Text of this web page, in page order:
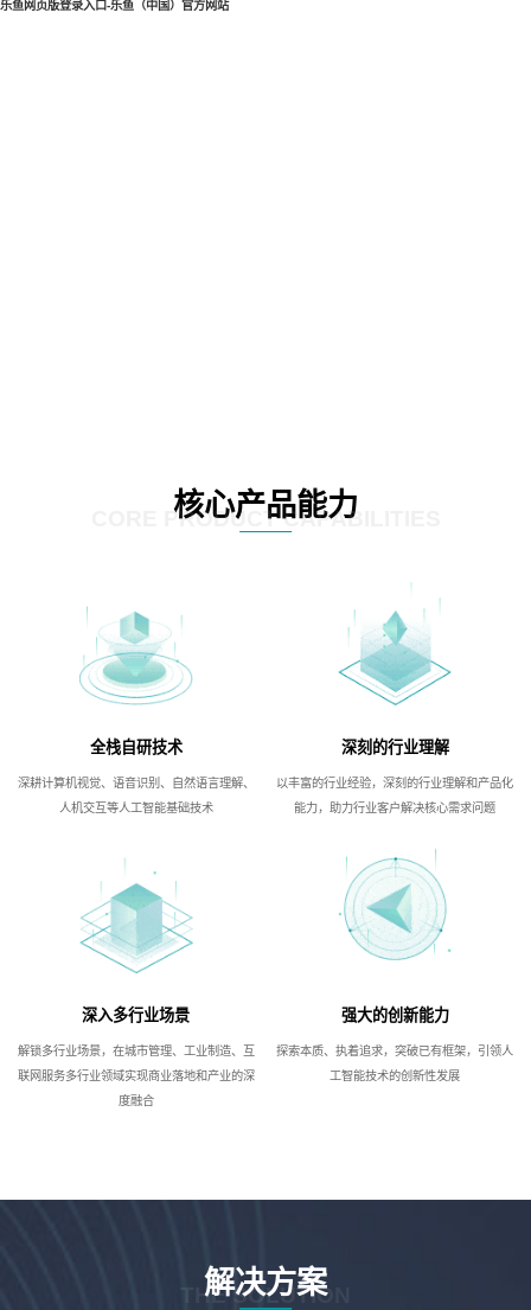
乐鱼网页版登录入口-乐鱼（中国）官方网站
核心产品能力
CORE PRODUCT CAPABILITIES
全栈自研技术
深耕计算机视觉、语音识别、自然语言理解、
人机交互等人工智能基础技术
深刻的行业理解
以丰富的行业经验，深刻的行业理解和产品化
能力，助力行业客户解决核心需求问题
深入多行业场景
解锁多行业场景，在城市管理、工业制造、互
联网服务多行业领域实现商业落地和产业的深
度融合
强大的创新能力
探索本质、执着追求，突破已有框架，引领人
工智能技术的创新性发展
解决方案
THE SOLUTION